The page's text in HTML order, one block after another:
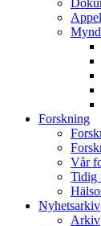
Forskning
Vår
Tidig
Nyhetsarkiv
Arkiv